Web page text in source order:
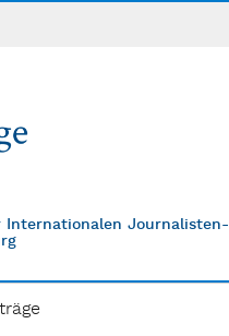
Internationalen Journalisten-